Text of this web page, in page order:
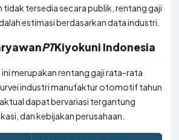
tidak tersedia secara publik, rentang gaji
estimasi berdasarkan data industri.
PTKiyokuni Indonesia
merupakan rentang gaji rata-rata
industri manufaktur otomotif tahun
dapat bervariasi tergantung
dan kebijakan perusahaan.